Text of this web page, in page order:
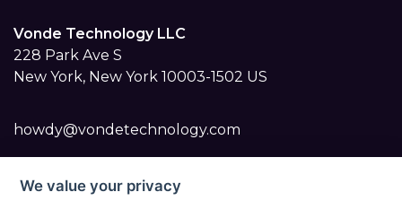
Vonde Technology LLC
228 Park Ave S
New York, New York 10003-1502 US
howdy@vondetechnology.com
We value your privacy